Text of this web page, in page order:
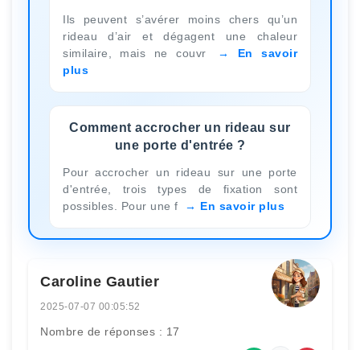
Ils peuvent s’avérer moins chers qu’un
rideau d’air et dégagent une chaleur
similaire, mais ne couvr
En savoir
plus
Comment accrocher un rideau sur
une porte d'entrée ?
Pour accrocher un rideau sur une porte
d'entrée, trois types de fixation sont
possibles. Pour une f
En savoir plus
Caroline Gautier
2025-07-07 00:05:52
Nombre de réponses : 17